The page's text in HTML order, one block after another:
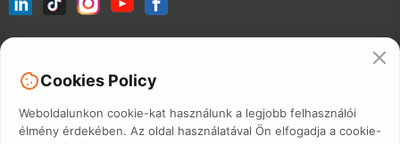
Cookies Policy
Weboldalunkon cookie-kat használunk a legjobb felhasználói
élmény érdekében. Az oldal használatával Ön elfogadja a cookie-